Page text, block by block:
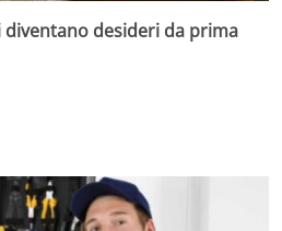
diventano desideri da prima